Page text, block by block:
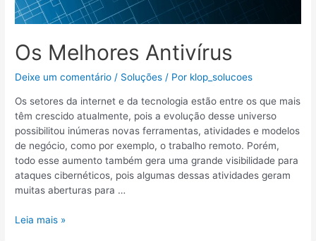
Os Melhores Antivírus
Deixe um comentário / Soluções / Por klop_solucoes
Os setores da internet e da tecnologia estão entre os que mais
têm crescido atualmente, pois a evolução desse universo
possibilitou inúmeras novas ferramentas, atividades e modelos
de negócio, como por exemplo, o trabalho remoto. Porém,
todo esse aumento também gera uma grande visibilidade para
ataques cibernéticos, pois algumas dessas atividades geram
muitas aberturas para …
Leia mais »